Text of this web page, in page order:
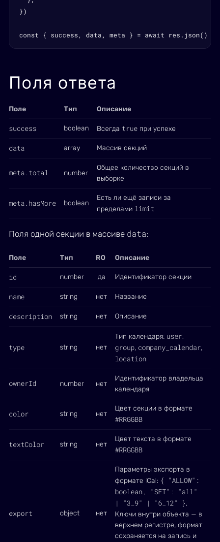
})
const { success, data, meta } = await res.json()
Поля ответа
Поле Тип Описание
success boolean Всегда true при успехе
data array Массив секций
meta.total number
Общее количество секций в
выборке
meta.hasMore boolean
Есть ли ещё записи за
пределами limit
Поля одной секции в массиве data:
Поле Тип RO Описание
id number да Идентификатор секции
name string нет Название
description string нет Описание
type string нет
Тип календаря: user,
group, company_calendar,
location
ownerId number нет
Идентификатор владельца
календаря
color string нет
Цвет секции в формате
#RRGGBB
textColor string нет
Цвет текста в формате
#RRGGBB
export object нет
Параметры экспорта в
формате iCal: { "ALLOW":
boolean, "SET": "all"
| "3_9" | "6_12" }.
Ключи внутри объекта — в
верхнем регистре, формат
сохраняется на запись и